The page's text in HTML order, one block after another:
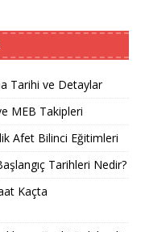
Tarihi ve Detaylar
MEB Takipleri
Afet Bilinci Eğitimleri
Tarihleri Nedir?
Kaçta